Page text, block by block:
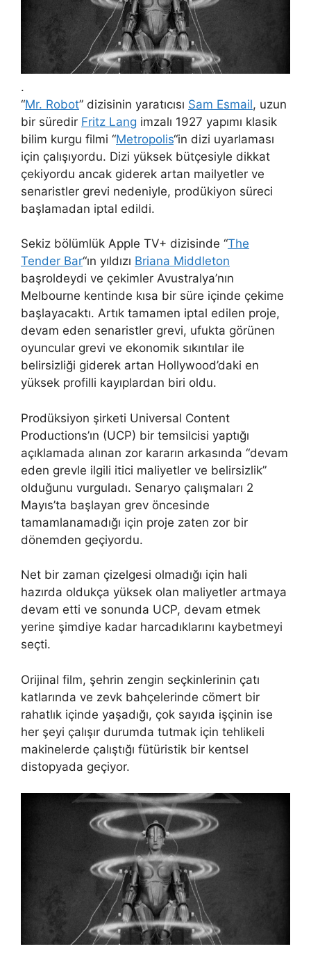
.
“Mr. Robot” dizisinin yaratıcısı Sam Esmail, uzun
bir süredir Fritz Lang imzalı 1927 yapımı klasik
bilim kurgu filmi “Metropolis“in dizi uyarlaması
için çalışıyordu. Dizi yüksek bütçesiyle dikkat
çekiyordu ancak giderek artan mailyetler ve
senaristler grevi nedeniyle, prodükiyon süreci
başlamadan iptal edildi.
Sekiz bölümlük Apple TV+ dizisinde “The
Tender Bar“ın yıldızı Briana Middleton
başroldeydi ve çekimler Avustralya’nın
Melbourne kentinde kısa bir süre içinde çekime
başlayacaktı. Artık tamamen iptal edilen proje,
devam eden senaristler grevi, ufukta görünen
oyuncular grevi ve ekonomik sıkıntılar ile
belirsizliği giderek artan Hollywood’daki en
yüksek profilli kayıplardan biri oldu.
Prodüksiyon şirketi Universal Content
Productions’ın (UCP) bir temsilcisi yaptığı
açıklamada alınan zor kararın arkasında “devam
eden grevle ilgili itici maliyetler ve belirsizlik”
olduğunu vurguladı. Senaryo çalışmaları 2
Mayıs’ta başlayan grev öncesinde
tamamlanamadığı için proje zaten zor bir
dönemden geçiyordu.
Net bir zaman çizelgesi olmadığı için hali
hazırda oldukça yüksek olan maliyetler artmaya
devam etti ve sonunda UCP, devam etmek
yerine şimdiye kadar harcadıklarını kaybetmeyi
seçti.
Orijinal film, şehrin zengin seçkinlerinin çatı
katlarında ve zevk bahçelerinde cömert bir
rahatlık içinde yaşadığı, çok sayıda işçinin ise
her şeyi çalışır durumda tutmak için tehlikeli
makinelerde çalıştığı fütüristik bir kentsel
distopyada geçiyor.